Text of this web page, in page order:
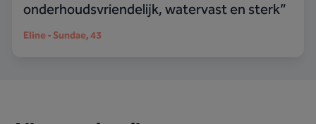
onderhoudsvriendelijk, watervast en sterk”
Eline - Sundae, 43